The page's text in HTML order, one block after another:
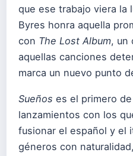
que ese trabajo viera la
Byres honra aquella
con The Lost Album, un
aquellas canciones
marca un nuevo punto
Sueños es el primero
lanzamientos con los
fusionar el español y el
géneros con